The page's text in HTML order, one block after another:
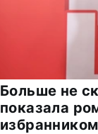
Больше не
показала
избранником